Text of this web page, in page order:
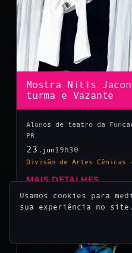
Mostra Nitis
turma e Vazante
Alunos de teatro da
PR
23 .jun 19h30
Divisão de Artes Cênicas –
MAIS DETALHES→
Usamos cookies para
sua experiência no site.